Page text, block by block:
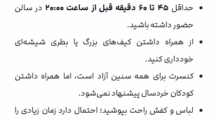
حداقل ۴۵ تا ۶۰ دقیقه قبل از ساعت ۲۰:۰۰
در سالن
حضور داشته باشید.
از همراه داشتن کیف‌های بزرگ یا بطری شیشه‌ای
خودداری کنید.
کنسرت برای همه سنین آزاد است، اما همراه داشتن
کودکان خردسال پیشنهاد نمی‌شود.
لباس و کفش راحت بپوشید؛ احتمال دارد زمان زیادی را